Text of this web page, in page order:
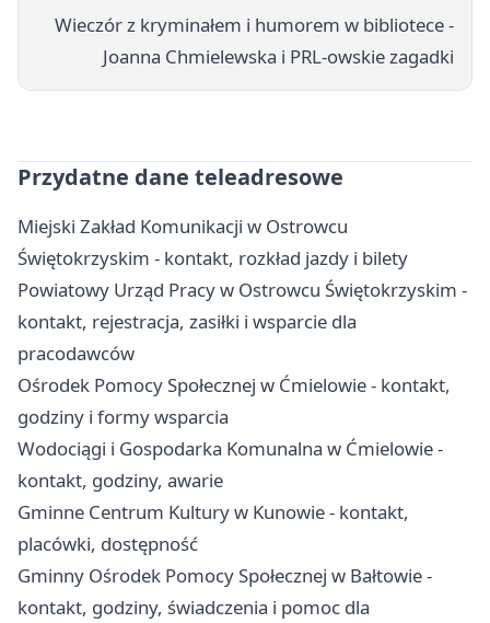
Wieczór z kryminałem i humorem w bibliotece -
Joanna Chmielewska i PRL-owskie zagadki
Przydatne dane teleadresowe
Miejski Zakład Komunikacji w Ostrowcu
Świętokrzyskim - kontakt, rozkład jazdy i bilety
Powiatowy Urząd Pracy w Ostrowcu Świętokrzyskim -
kontakt, rejestracja, zasiłki i wsparcie dla
pracodawców
Ośrodek Pomocy Społecznej w Ćmielowie - kontakt,
godziny i formy wsparcia
Wodociągi i Gospodarka Komunalna w Ćmielowie -
kontakt, godziny, awarie
Gminne Centrum Kultury w Kunowie - kontakt,
placówki, dostępność
Gminny Ośrodek Pomocy Społecznej w Bałtowie -
kontakt, godziny, świadczenia i pomoc dla